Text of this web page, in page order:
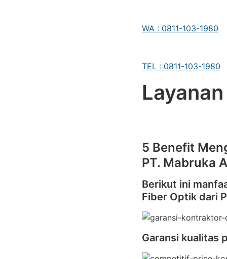
WA : 0811-103-1980
TEL : 0811-103-1980
5 Benefit
PT. Mabruka
Berikut ini
Fiber Optik dari
Garansi kualitas